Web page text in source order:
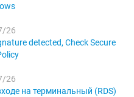
26
detected, Check Secure
26
на терминальный (RDS)